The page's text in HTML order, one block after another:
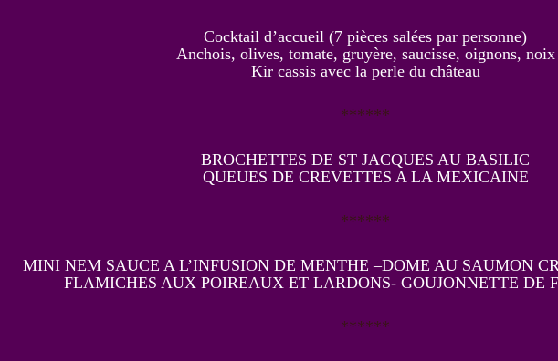
Cocktail d’accueil (7 pièces salées par personne)
Anchois, olives, tomate, gruyère, saucisse, oignons, noix
Kir cassis avec la perle du château
******
BROCHETTES DE ST JACQUES AU BASILIC
QUEUES DE CREVETTES A LA MEXICAINE
******
MINI NEM SAUCE A L’INFUSION DE MENTHE –DOME AU SAUMON
FLAMICHES AUX POIREAUX ET LARDONS- GOUJONNETTE DE
******